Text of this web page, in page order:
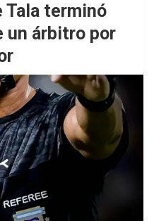
Tala terminó
un árbitro por